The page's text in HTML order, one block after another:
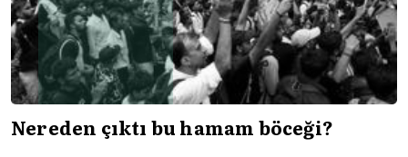
Nereden çıktı bu hamam böceği?